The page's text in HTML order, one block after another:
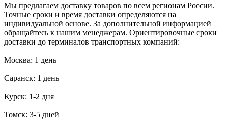
Мы предлагаем доставку товаров по всем регионам России.
Точные сроки и время доставки определяются на
индивидуальной основе. За дополнительной информацией
обращайтесь к нашим менеджерам. Ориентировочные сроки
доставки до терминалов транспортных компаний:
Москва: 1 день
Саранск: 1 день
Курск: 1-2 дня
Томск: 3-5 дней